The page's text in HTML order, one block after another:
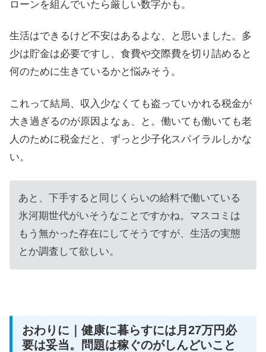
ローンを組んでいたら厳しい数字かも。
生活はできるけど不安はあるよな、と思いました。多
少は貯金は必要ですし、食費や交際費を切り詰めると
何のために生きているかと悩みそう。
これって結局、収入少なくても盗っていかれる税金が
大き過ぎるのが原因よなぁ、と。働いても働いても老
人のために税金だと、ずっと少子化スパイラルしかな
い。
あと、下手すると同じくらいの給料で働いている
氷河期世代がいそうなことですかね。マスコミは
もう無かった存在にしてそうですが、生活の実態
とか調査して欲しい。
おわりに｜健康に暮らすには月27万円必
要は妥当。問題は稼ぐのがしんどいこと